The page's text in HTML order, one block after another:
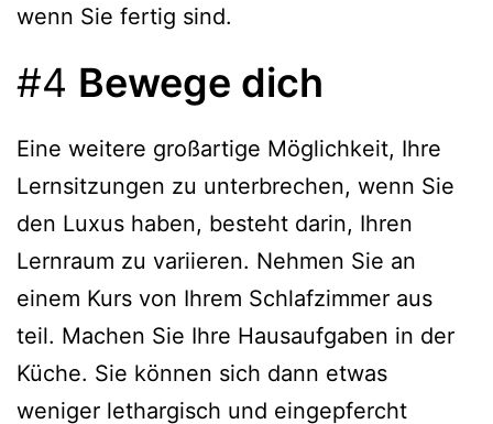
wenn Sie fertig sind.
#4 Bewege dich
Eine weitere großartige Möglichkeit, Ihre
Lernsitzungen zu unterbrechen, wenn Sie
den Luxus haben, besteht darin, Ihren
Lernraum zu variieren. Nehmen Sie an
einem Kurs von Ihrem Schlafzimmer aus
teil. Machen Sie Ihre Hausaufgaben in der
Küche. Sie können sich dann etwas
weniger lethargisch und eingepfercht